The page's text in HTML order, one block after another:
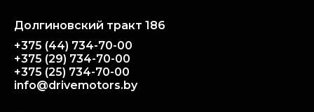
Долгиновский тракт 186
+375 (44) 734-70-00
+375 (29) 734-70-00
+375 (25) 734-70-00
info@drivemotors.by